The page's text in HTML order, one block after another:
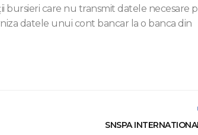
bursieri care nu transmit datele necesare
datele unui cont bancar la o banca din
SNSPA